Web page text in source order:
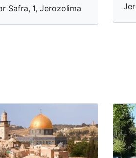
Safra, 1, Jerozolima